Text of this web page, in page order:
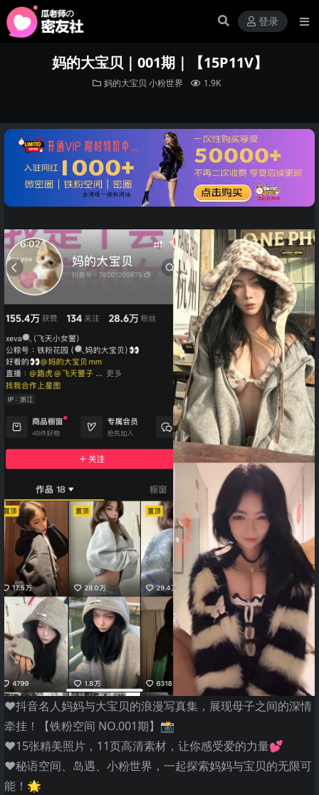
登录
妈的大宝贝｜001期｜【15P11V】
妈的大宝贝 小粉世界 1.9K
❤️抖音名人妈妈与大宝贝的浪漫写真集，展现母子之间的深情
牵挂！【铁粉空间 NO.001期】📸
❤️15张精美照片，11页高清素材，让你感受爱的力量💕
❤️秘语空间、岛遇、小粉世界，一起探索妈妈与宝贝的无限可
能！🌟